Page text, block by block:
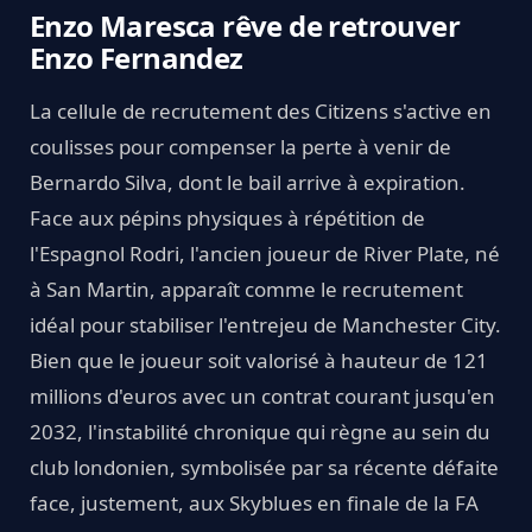
Enzo Maresca rêve de retrouver
Enzo Fernandez
La cellule de recrutement des Citizens s'active en
coulisses pour compenser la perte à venir de
Bernardo Silva, dont le bail arrive à expiration.
Face aux pépins physiques à répétition de
l'Espagnol Rodri, l'ancien joueur de River Plate, né
à San Martin, apparaît comme le recrutement
idéal pour stabiliser l'entrejeu de Manchester City.
Bien que le joueur soit valorisé à hauteur de 121
millions d'euros avec un contrat courant jusqu'en
2032, l'instabilité chronique qui règne au sein du
club londonien, symbolisée par sa récente défaite
face, justement, aux Skyblues en finale de la FA